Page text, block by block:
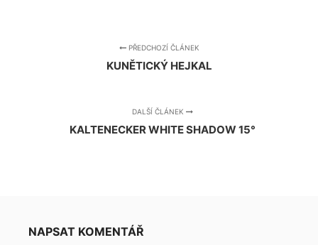
PŘEDCHOZÍ ČLÁNEK
KUNĚTICKÝ HEJKAL
DALŠÍ ČLÁNEK
KALTENECKER WHITE SHADOW 15°
NAPSAT KOMENTÁŘ